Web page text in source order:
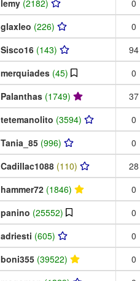
lemy (2182) 0
glaxleo (226) 0
Sisco16 (143) 94
merquiades (45) 0
Palanthas (1749) 37
tetemanolito (3594) 0
Tania_85 (996) 0
Cadillac1088 (110) 28
hammer72 (1846) 0
panino (25552) 0
adriesti (605) 0
boni355 (39522) 0